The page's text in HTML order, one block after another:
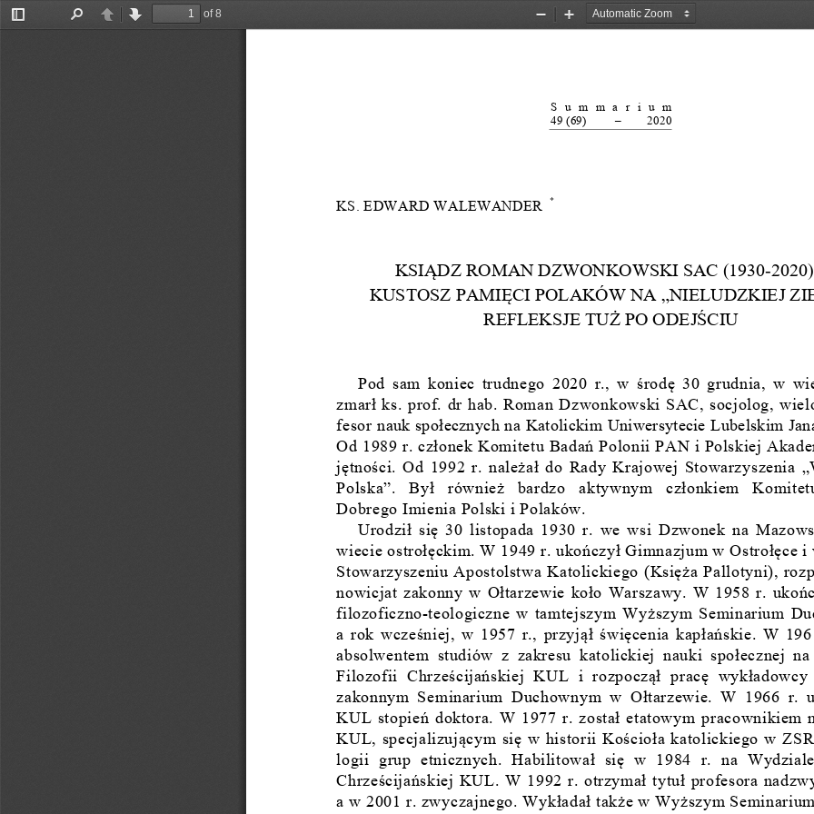
Toggle
PreviousNext
of 8
Zoom
Zoom
Summarium
49 (69)         –        2020
KS. EDWARD WALEWANDER *
KSIĄDZ ROMAN DZWONKOWSKI SAC (1930-
KUSTOSZ PAMIĘCI POLAKÓW NA „NIELUDZKIEJ
REFLEKSJE TUŻ PO ODEJŚCIU
Pod sam koniec trudnego 2020 r., w środę 30 grudnia, w
zmarł ks. prof. dr hab. Roman Dzwonkowski SAC, socjolog,
fesor nauk społecznych na Katolickim Uniwersytecie Lubelskim Ja
Od 1989 r. członek Komitetu Badań Polonii PAN i Polskiej
jętności. Od 1992 r. należał do Rady Krajowej Stowarzyszenia
Polska”.  Był  również  bardzo  aktywnym  członkiem
Dobrego Imienia Polski i Polaków.
Urodził się 30 listopada 1930 r. we wsi Dzwonek na
wiecie ostrołęckim. W 1949 r. ukończył Gimnazjum w Ostrołęce i
Stowarzyszeniu Apostolstwa Katolickiego (Księża Pallotyni), roz
nowicjat zakonny w Ołtarzewie koło Warszawy. W 1958 r.
filozoficzno-teologiczne w tamtejszym Wyższym Seminarium
a rok wcześniej, w 1957 r., przyjął święcenia kapłańskie. W 196
absolwentem studiów z zakresu katolickiej nauki społecznej
Filozofii  Chrześcijańskiej  KUL  i  rozpoczął  pracę  wykładowcy
zakonnym Seminarium Duchownym w Ołtarzewie. W 1966 r.
KUL stopień doktora. W 1977 r. został etatowym pracownikiem
KUL, specjalizującym się w historii Kościoła katolickiego w ZSR
logii  grup  etnicznych.  Habilitował  się  w  1984  r.  na
Chrześcijańskiej KUL. W 1992 r. otrzymał tytuł profesora
a w 2001 r. zwyczajnego. Wykładał także w Wyższym